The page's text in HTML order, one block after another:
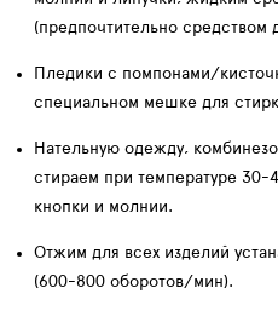
(предпочтительно средством
Пледики с помпонами/
специальном мешке для
Нательную одежду,
стираем при температуре 30-
кнопки и молнии.
Отжим для всех изделий
(600-800 оборотов/мин).⁣⁣